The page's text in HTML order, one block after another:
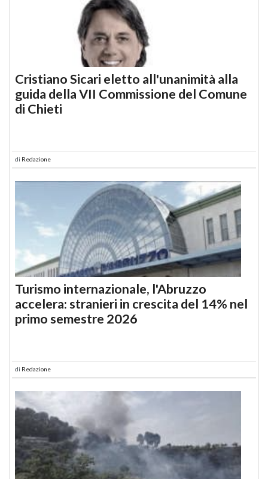
Cristiano Sicari eletto all'unanimità alla
guida della VII Commissione del Comune
di Chieti
di Redazione
Turismo internazionale, l'Abruzzo
accelera: stranieri in crescita del 14% nel
primo semestre 2026
di Redazione